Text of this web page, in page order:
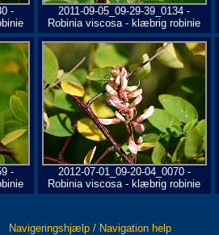
-
2011-09-05_09-29-39_0134 -
Robinia viscosa - klæbrig robinie
-
2012-07-01_09-20-04_0070 -
Robinia viscosa - klæbrig robinie
Navigeringshjælp / Navigation help